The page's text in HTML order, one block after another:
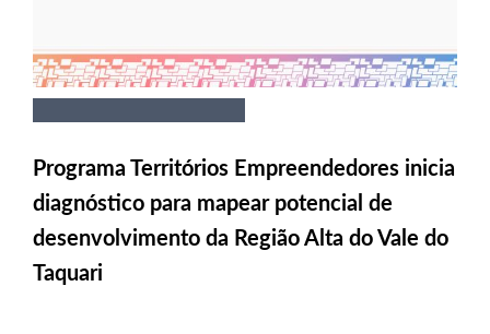
Programa Territórios Empreendedores inicia
diagnóstico para mapear potencial de
desenvolvimento da Região Alta do Vale do
Taquari